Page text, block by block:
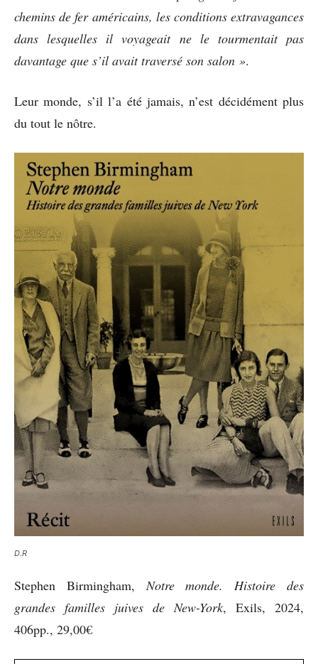
chemins de fer américains, les conditions extravagances
dans lesquelles il voyageait ne le tourmentait pas
davantage que s’il avait traversé son salon ».
Leur monde, s’il l’a été jamais, n’est décidément plus
du tout le nôtre.
D.R
Stephen Birmingham, Notre monde. Histoire des
grandes familles juives de New-York, Exils, 2024,
406pp., 29,00€